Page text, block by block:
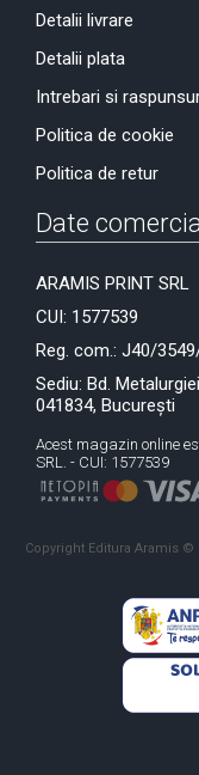
Detalii livrare
Detalii plata
Intrebari si
Politica de cookie
Politica de retur
Date
ARAMIS PRINT SRL
CUI: 1577539
Reg. com.: J40/
Sediu: Bd.
041834, București
Acest magazin online
SRL. - CUI: 1577539
Copyright Editura Aramis ©